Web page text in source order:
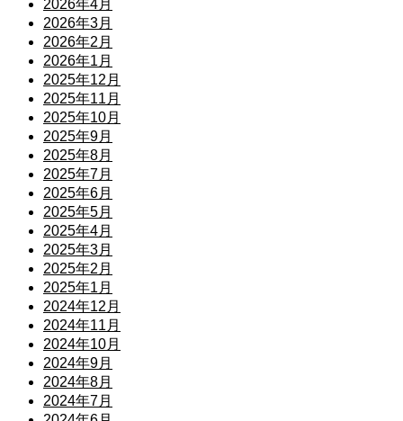
2026年4月
2026年3月
2026年2月
2026年1月
2025年12月
2025年11月
2025年10月
2025年9月
2025年8月
2025年7月
2025年6月
2025年5月
2025年4月
2025年3月
2025年2月
2025年1月
2024年12月
2024年11月
2024年10月
2024年9月
2024年8月
2024年7月